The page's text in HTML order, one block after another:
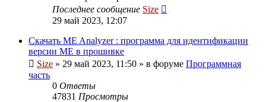
Последнее сообщение Size
29 май 2023, 12:07
Скачать ME Analyzer : программа для идентификации
версии ME в прошивке
Size » 29 май 2023, 11:50 » в форуме Программная
часть
0 Ответы
47831 Просмотры